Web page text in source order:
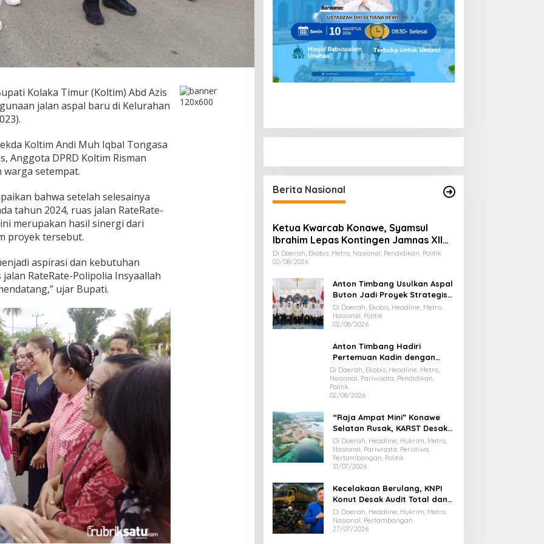
Kolaka Timur (Koltim) Abd Azis
jalan aspal baru di Kelurahan
Koltim Andi Muh Iqbal Tongasa
Anggota DPRD Koltim Risman
warga setempat.
bahwa setelah selesainya
tahun 2024, ruas jalan RateRate-
merupakan hasil sinergi dari
proyek tersebut.
aspirasi dan kebutuhan
RateRate-Polipolia Insyaallah
ujar Bupati.
Berita Nasional
Ketua Kwarcab Konawe, Syamsul
Ibrahim Lepas Kontingen Jamnas XII
2026
Di Daerah, Ekobis, Metro, Nasional, Pendidikan, Politik
02/08/2026
Anton Timbang Usulkan Aspal
Buton Jadi Proyek Strategis
Nasional
Di Daerah, Ekobis, Headline, Metro,
Nasional, Politik
02/08/2026
Anton Timbang Hadiri
Pertemuan Kadin dengan
Presiden Prabowo, Bawa Misi
Majukan Ekonomi Sultra
Di Daerah, Ekobis, Headline, Metro,
Nasional, Pariwisata, Pendidikan,
Politik
02/08/2026
“Raja Ampat Mini” Konawe
Selatan Rusak, KARST Desak
Gubernur Evaluasi Total
Dispar Sultra
Di Daerah, Headline, Hukrim, Metro,
Nasional, Pariwisata, Peristiwa,
Pertambangan, Politik
31/07/2026
Kecelakaan Berulang, KNPI
Konut Desak Audit Total dan
Hentikan Hauling PT SPL
Di Daerah, Headline, Hukrim, Metro,
Nasional, Pertambangan
27/07/2026